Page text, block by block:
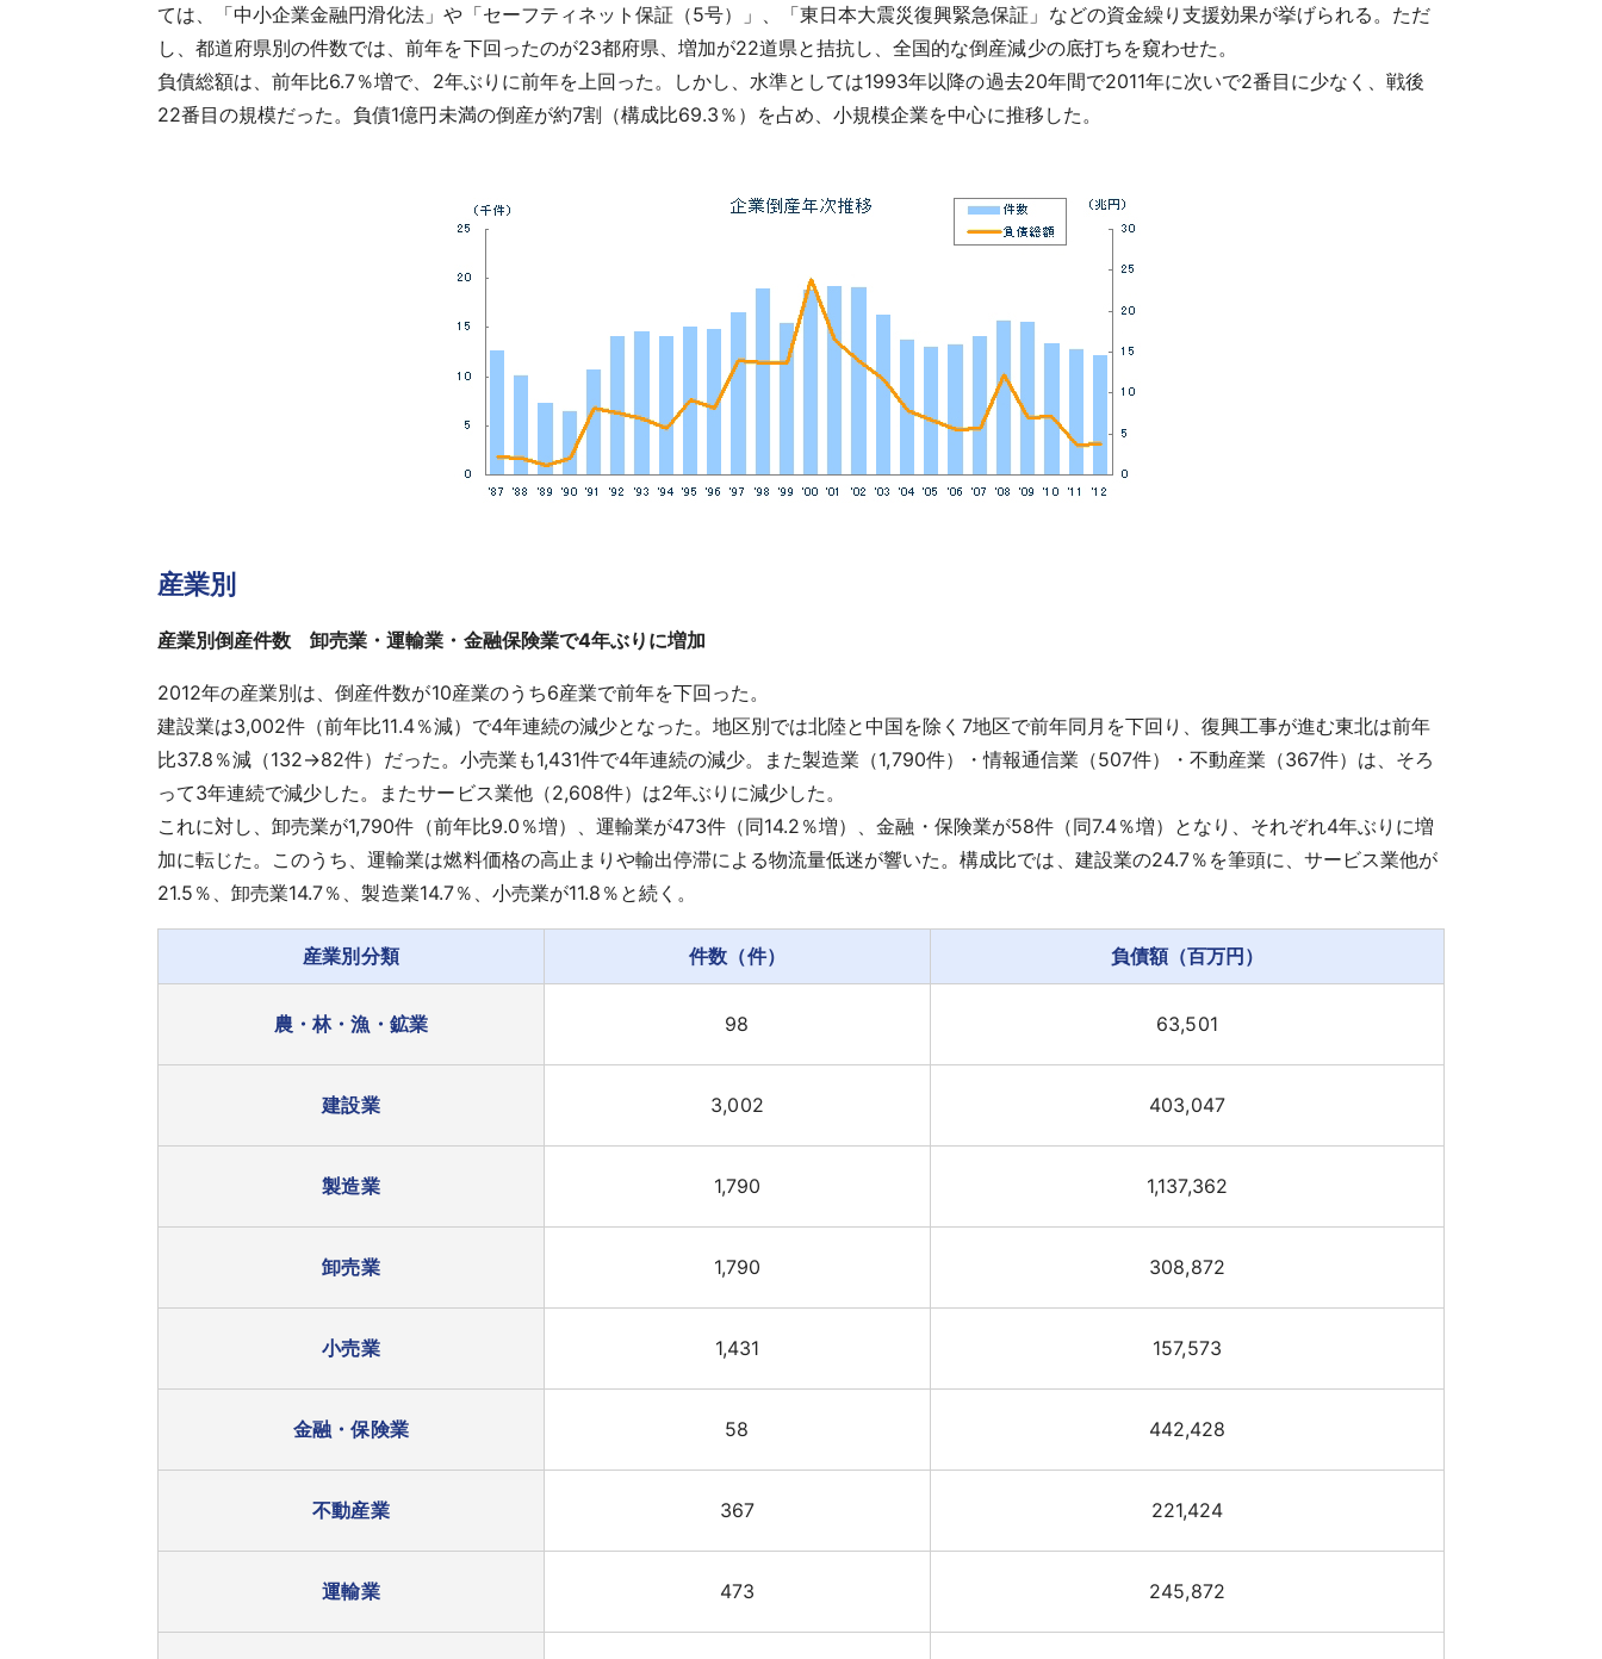
ては、「中小企業金融円滑化法」や「セーフティネット保証（5号）」、「東日本大震災復興緊急保証」などの資金繰り支援効果が挙げられる。ただ
し、都道府県別の件数では、前年を下回ったのが23都府県、増加が22道県と拮抗し、全国的な倒産減少の底打ちを窺わせた。
負債総額は、前年比6.7％増で、2年ぶりに前年を上回った。しかし、水準としては1993年以降の過去20年間で2011年に次いで2番目に少なく、戦後
22番目の規模だった。負債1億円未満の倒産が約7割（構成比69.3％）を占め、小規模企業を中心に推移した。
産業別
産業別倒産件数 卸売業・運輸業・金融保険業で4年ぶりに増加
2012年の産業別は、倒産件数が10産業のうち6産業で前年を下回った。
建設業は3,002件（前年比11.4％減）で4年連続の減少となった。地区別では北陸と中国を除く7地区で前年同月を下回り、復興工事が進む東北は前年
比37.8％減（132→82件）だった。小売業も1,431件で4年連続の減少。また製造業（1,790件）・情報通信業（507件）・不動産業（367件）は、そろ
って3年連続で減少した。またサービス業他（2,608件）は2年ぶりに減少した。
これに対し、卸売業が1,790件（前年比9.0％増）、運輸業が473件（同14.2％増）、金融・保険業が58件（同7.4％増）となり、それぞれ4年ぶりに増
加に転じた。このうち、運輸業は燃料価格の高止まりや輸出停滞による物流量低迷が響いた。構成比では、建設業の24.7％を筆頭に、サービス業他が
21.5％、卸売業14.7％、製造業14.7％、小売業が11.8％と続く。
産業別分類 件数（件） 負債額（百万円）
農・林・漁・鉱業 98 63,501
建設業 3,002 403,047
製造業 1,790 1,137,362
卸売業 1,790 308,872
小売業 1,431 157,573
金融・保険業 58 442,428
不動産業 367 221,424
運輸業 473 245,872